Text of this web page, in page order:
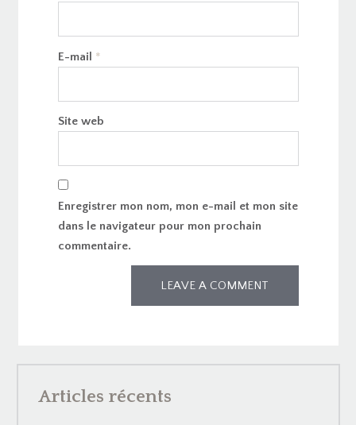
E-mail *
Site web
Enregistrer mon nom, mon e-mail et mon site
dans le navigateur pour mon prochain
commentaire.
Articles récents